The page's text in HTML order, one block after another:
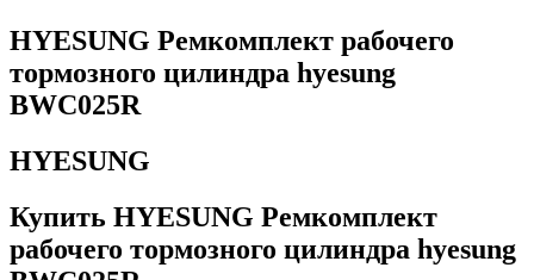
HYESUNG Ремкомплект рабочего
тормозного цилиндра hyesung
BWC025R
HYESUNG
Купить HYESUNG Ремкомплект
рабочего тормозного цилиндра hyesung